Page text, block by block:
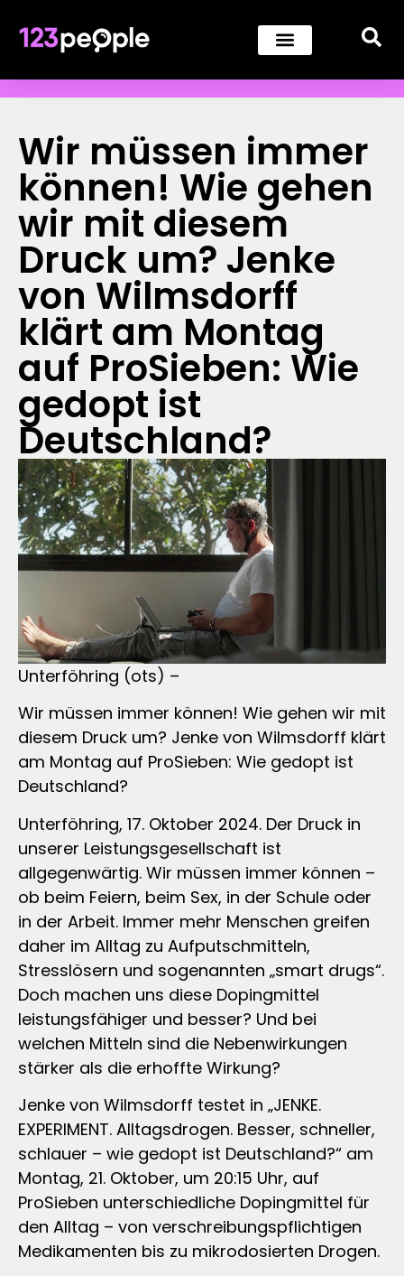
Wir müssen immer
können! Wie gehen
wir mit diesem
Druck um? Jenke
von Wilmsdorff
klärt am Montag
auf ProSieben: Wie
gedopt ist
Deutschland?
Unterföhring (ots) –
Wir müssen immer können! Wie gehen wir mit
diesem Druck um? Jenke von Wilmsdorff klärt
am Montag auf ProSieben: Wie gedopt ist
Deutschland?
Unterföhring, 17. Oktober 2024. Der Druck in
unserer Leistungsgesellschaft ist
allgegenwärtig. Wir müssen immer können –
ob beim Feiern, beim Sex, in der Schule oder
in der Arbeit. Immer mehr Menschen greifen
daher im Alltag zu Aufputschmitteln,
Stresslösern und sogenannten „smart drugs“.
Doch machen uns diese Dopingmittel
leistungsfähiger und besser? Und bei
welchen Mitteln sind die Nebenwirkungen
stärker als die erhoffte Wirkung?
Jenke von Wilmsdorff testet in „JENKE.
EXPERIMENT. Alltagsdrogen. Besser, schneller,
schlauer – wie gedopt ist Deutschland?“ am
Montag, 21. Oktober, um 20:15 Uhr, auf
ProSieben unterschiedliche Dopingmittel für
den Alltag – von verschreibungspflichtigen
Medikamenten bis zu mikrodosierten Drogen.